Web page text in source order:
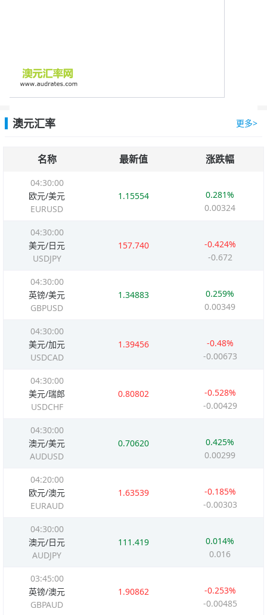
澳元汇率 更多>
名称 最新值 涨跌幅
04:30:00
欧元/美元
EURUSD
1.15554
0.281%
0.00324
04:30:00
美元/日元
USDJPY
157.740
-0.424%
-0.672
04:30:00
英镑/美元
GBPUSD
1.34883
0.259%
0.00349
04:30:00
美元/加元
USDCAD
1.39456
-0.48%
-0.00673
04:30:00
美元/瑞郎
USDCHF
0.80802
-0.528%
-0.00429
04:30:00
澳元/美元
AUDUSD
0.70620
0.425%
0.00299
04:20:00
欧元/澳元
EURAUD
1.63539
-0.185%
-0.00303
04:30:00
澳元/日元
AUDJPY
111.419
0.014%
0.016
03:45:00
英镑/澳元
GBPAUD
1.90862
-0.253%
-0.00485